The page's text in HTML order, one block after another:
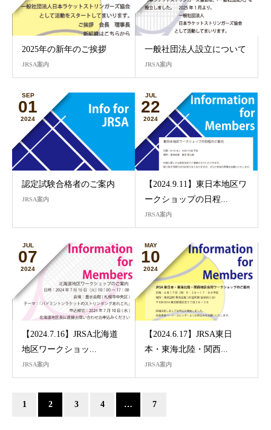
2025年の新年のご挨拶
JRSA案内
一般社団法人設立について
JRSA案内
SEP
01
2024
認定試験合格者のご案内
JRSA案内
JUL
22
2024
【2024.9.11】東日本地区ワ
ークショップの日程...
JRSA案内
JUL
07
2024
【2024.7.16】JRSA北海道
地区ワークショッ...
JRSA案内
MAY
10
2024
【2024.6.17】JRSA東日
本・東海北陸・関西...
JRSA案内
1 2 3 4 … 7